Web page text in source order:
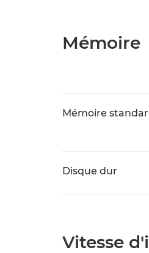
Mémoire
Mémoire
Disque dur
Vitesse